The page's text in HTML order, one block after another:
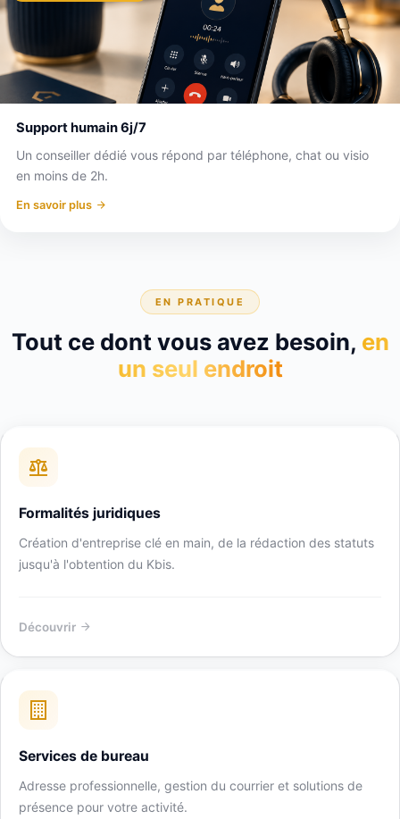
Support humain 6j/7
Un conseiller dédié vous répond par téléphone, chat ou visio
en moins de 2h.
En savoir plus
EN PRATIQUE
Tout ce dont vous avez besoin, en
un seul endroit
Formalités juridiques
Création d'entreprise clé en main, de la rédaction des statuts
jusqu'à l'obtention du Kbis.
Découvrir
Services de bureau
Adresse professionnelle, gestion du courrier et solutions de
présence pour votre activité.